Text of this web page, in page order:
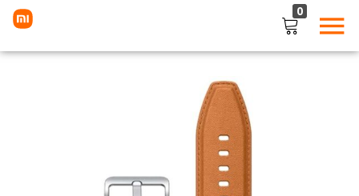
0
Enter your username and password to login.